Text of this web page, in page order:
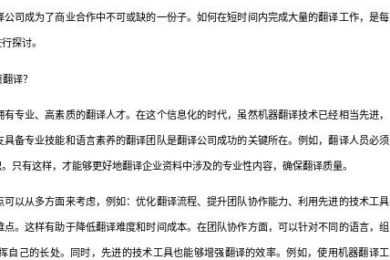
司成为了商业合作中不可或缺的一份子。如何在短时间内完成大量的翻译工作，是每
探讨。
专业、高素质的翻译人才。在这个信息化的时代，虽然机器翻译技术已经相当先进，
备专业技能和语言素养的翻译团队是翻译公司成功的关键所在。例如，翻译人员必须
只有这样，才能够更好地翻译企业资料中涉及的专业性内容，确保翻译质量。
从多方面来考虑，例如：优化翻译流程、提升团队协作能力、利用先进的技术工具
。这样有助于降低翻译难度和时间成本。在团队协作方面，可以针对不同的语言，组
自己的长处。同时，先进的技术工具也能够增强翻译的效率。例如，使用机器翻译工